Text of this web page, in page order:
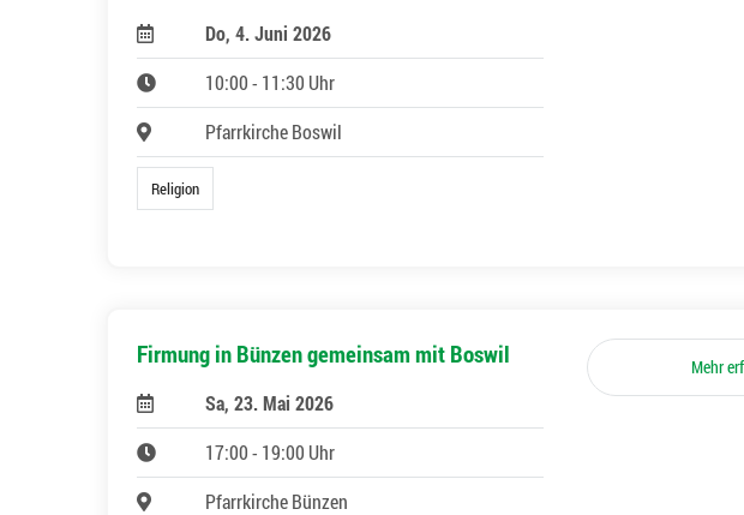
Do, 4. Juni 2026
10:00 - 11:30 Uhr
Pfarrkirche Boswil
Religion
Firmung in Bünzen gemeinsam mit Boswil
Sa, 23. Mai 2026
17:00 - 19:00 Uhr
Pfarrkirche Bünzen
Mehr